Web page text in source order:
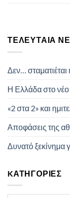
ΤΕΛΕΥΤΑΊΑ
Δεν…
Η Ελλάδα στο
«2 στα 2» και
Αποφάσεις της
Δυνατό ξεκίνημα
KΑΤΗΓΟΡΊΕΣ